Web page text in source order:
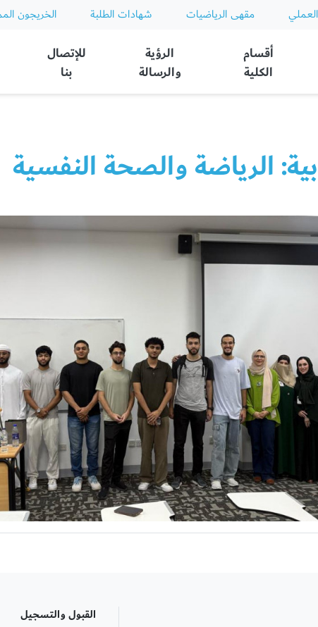
مقهى الرياضيات شهادات الطلبة الخريجون
أقسام
الكلية
الرؤية
والرسالة
للإتصال
بنا
الرياضة والصحة النفسية
القبول والتسجيل